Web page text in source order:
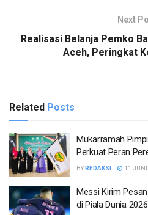
Next
Realisasi Belanja Pemko
Aceh, Peringkat
Related Posts
Mukarramah
Perkuat Peran
BY REDAKSI 11
Messi Kirim
di Piala Dunia 2026